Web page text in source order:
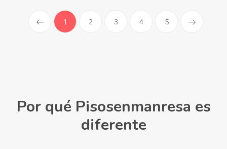
1(current)
2 3 4 5
Por qué Pisosenmanresa es
diferente